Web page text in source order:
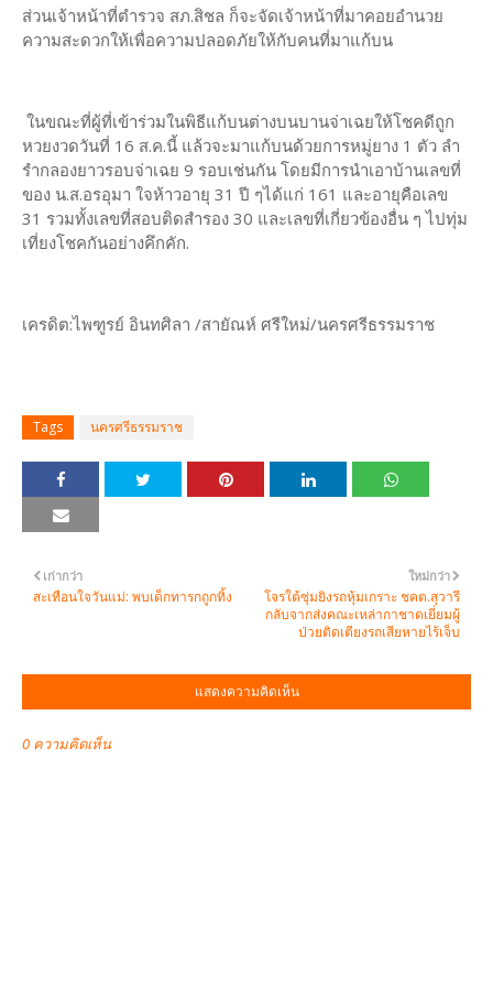
ส่วนเจ้าหน้าที่ตำรวจ สภ.สิชล ก็จะจัดเจ้าหน้าที่มาคอยอำนวย
ความสะดวกให้เพื่อความปลอดภัยให้กับคนที่มาแก้บน
ในขณะที่ผู้ที่เข้าร่วมในพิธีแก้บนต่างบนบานจ่าเฉยให้โชคดีถูก
หวยงวดวันที่ 16 ส.ค.นี้ แล้วจะมาแก้บนด้วยการหมู่ยาง 1 ตัว ลำ
รำกลองยาวรอบจ่าเฉย 9 รอบเช่นกัน โดยมีการนำเอาบ้านเลขที่
ของ น.ส.อรอุมา ใจห้าวอายุ 31 ปี ๆได้แก่ 161 และอายุคือเลข
31 รวมทั้งเลขที่สอบติดสำรอง 30 และเลขที่เกี่ยวข้องอื่น ๆ ไปทุ่ม
เที่ยงโชคกันอย่างคึกคัก.
เครดิต:ไพฑูรย์ อินทศิลา /สายัณห์ ศรีใหม่/นครศรีธรรมราช
Tags นครศรีธรรมราช
ใหม่กว่า
โจรใต้ซุ่มยิงรถหุ้มเกราะ ชคต.สุวารี
กลับจากส่งคณะเหล่ากาชาดเยี่ยมผู้
ป่วยติดเตียงรถเสียหายไร้เจ็บ
เก่ากว่า
สะเทือนใจวันแม่: พบเด็กทารกถูกทิ้ง
แสดงความคิดเห็น
0 ความคิดเห็น